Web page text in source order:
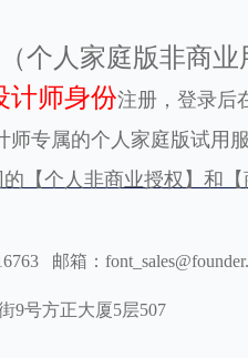
海报素材下载
个人家庭版非商
计师身份注册，登录后
师专属的个人家庭版试用
【个人非商业授权】和
邮箱：
9号方正大厦5层507